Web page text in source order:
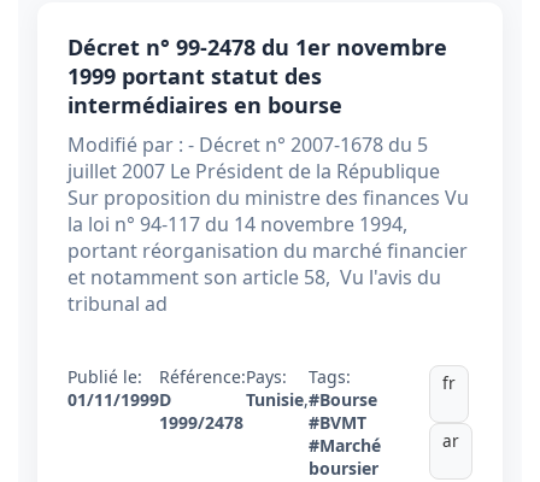
Décret n° 99-2478 du 1er novembre
1999 portant statut des
intermédiaires en bourse
Modifié par : - Décret n° 2007-1678 du 5
juillet 2007 Le Président de la République
Sur proposition du ministre des finances Vu
la loi n° 94-117 du 14 novembre 1994,
portant réorganisation du marché financier
et notamment son article 58, Vu l'avis du
tribunal ad
Publié le:
01/11/1999
Référence:
D
1999/2478
Pays:
Tunisie,
Tags:
#Bourse
#BVMT
#Marché
boursier
fr
ar